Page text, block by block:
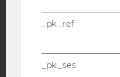
_pk_ref
_pk_ses